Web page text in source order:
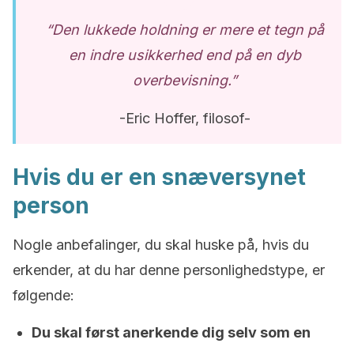
“Den lukkede holdning er mere et tegn på
en indre usikkerhed end på en dyb
overbevisning.”
-Eric Hoffer, filosof-
Hvis du er en snæversynet
person
Nogle anbefalinger, du skal huske på, hvis du
erkender, at du har denne personlighedstype, er
følgende:
Du skal først anerkende dig selv som en